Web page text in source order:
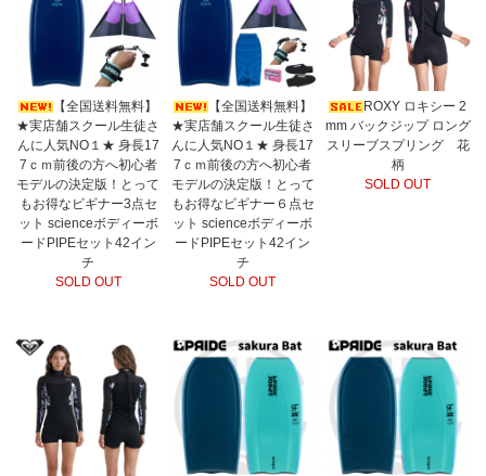
【全国送料無料】
★実店舗スクール生徒さ
んに人気NO１★ 身長17
7ｃｍ前後の方へ初心者
モデルの決定版！とって
もお得なビギナー3点セ
ット scienceボディーボ
ードPIPEセット42イン
チ
SOLD OUT
【全国送料無料】
★実店舗スクール生徒さ
んに人気NO１★ 身長17
7ｃｍ前後の方へ初心者
モデルの決定版！とって
もお得なビギナー６点セ
ット scienceボディーボ
ードPIPEセット42イン
チ
SOLD OUT
ROXY ロキシー 2
mm バックジップ ロング
スリーブスプリング 花
柄
SOLD OUT